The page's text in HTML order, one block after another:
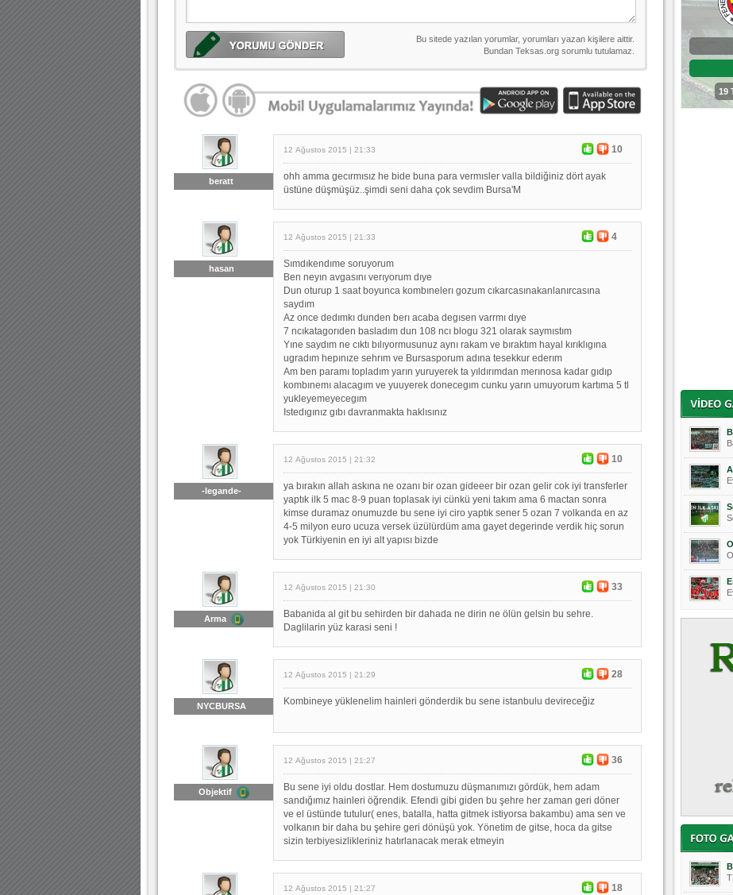
beratt
12 Ağustos 2015 | 21:33 10
ohh amma gecırmısız he bide buna para vermısler valla bildiğiniz dört ayak
üstüne düşmüşüz..şimdi seni daha çok sevdim Bursa'M
hasan
12 Ağustos 2015 | 21:33 4
Sımdıkendıme soruyorum
Ben neyın avgasını verıyorum dıye
Dun oturup 1 saat boyunca kombınelerı gozum cıkarcasınakanlanırcasına
saydım
Az once dedımkı dunden berı acaba degısen varrmı dıye
7 ncıkatagorıden basladım dun 108 ncı blogu 321 olarak saymıstım
Yıne saydım ne cıktı bılıyormusunuz aynı rakam ve bıraktım hayal kırıklıgına
ugradım hepınıze sehrım ve Bursasporum adına tesekkur ederım
Am ben paramı topladım yarın yuruyerek ta yıldırımdan merınosa kadar gıdıp
kombınemı alacagım ve yuuyerek donecegım cunku yarın umuyorum kartıma 5 tl
yukleyemeyecegım
Istedıgınız gıbı davranmakta haklısınız
-legande-
12 Ağustos 2015 | 21:32 10
ya bırakın allah askına ne ozanı bir ozan gideeer bir ozan gelir cok iyi transferler
yaptık ilk 5 mac 8-9 puan toplasak iyi cünkü yeni takım ama 6 mactan sonra
kimse duramaz onumuzde bu sene iyi ciro yaptık sener 5 ozan 7 volkanda en az
4-5 milyon euro ucuza versek üzülürdüm ama gayet degerinde verdik hiç sorun
yok Türkiyenin en iyi alt yapısı bizde
Arma
12 Ağustos 2015 | 21:30 33
Babanida al git bu sehirden bir dahada ne dirin ne ölün gelsin bu sehre.
Daglilarin yüz karasi seni !
NYCBURSA
12 Ağustos 2015 | 21:29 28
Kombineye yüklenelim hainleri gönderdik bu sene istanbulu devireceğiz
Objektif
12 Ağustos 2015 | 21:27 36
Bu sene iyi oldu dostlar. Hem dostumuzu düşmanımızı gördük, hem adam
sandığımız hainleri öğrendik. Efendi gibi giden bu şehre her zaman geri döner
ve el üstünde tutulur( enes, batalla, hatta gitmek istiyorsa bakambu) ama sen ve
volkanın bir daha bu şehire geri dönüşü yok. Yönetim de gitse, hoca da gitse
sizin terbiyesizlikleriniz hatırlanacak merak etmeyin
12 Ağustos 2015 | 21:27 18
Bursaspor - Altınordu
1. Lig 32. Hafta
04 Temmuz 2020 Cumartesi | 20:00 Fikstür 19